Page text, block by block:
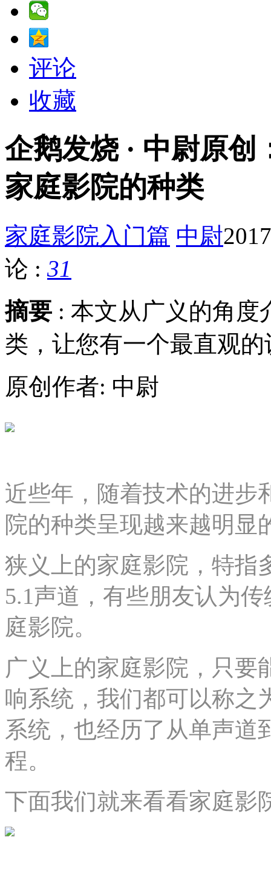
评论
收藏
企鹅发烧 · 中尉原
家庭影院的种类
家庭影院入门篇 中尉
论 : 31
摘要 : 本文从广义的角度
类，让您有一个最直观的
原创作者: 中尉
近些年，随着技术的进步
院的种类呈现越来越明显
狭义上的家庭影院，特指
5.1声道，有些朋友认为
庭影院。
广义上的家庭影院，只要
响系统，我们都可以称之
系统，也经历了从单声道
程。
下面我们就来看看家庭影